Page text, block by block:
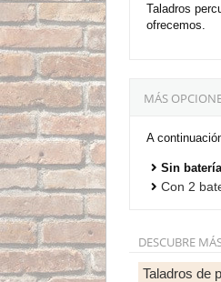
Taladros
ofrecemos.
MÁS
A
Sin
Con 2
DESCUBRE
Taladros de